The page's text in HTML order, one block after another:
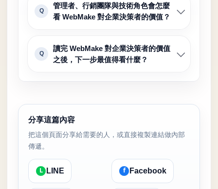
Q
管理者、行銷團隊與技術角色會怎麼
看 WebMake 對企業決策者的價值？
Q
讀完 WebMake 對企業決策者的價值
之後，下一步最值得看什麼？
分享這篇內容
把這個頁面分享給需要的人，或直接複製連結做內部
傳遞。
L LINE f Facebook